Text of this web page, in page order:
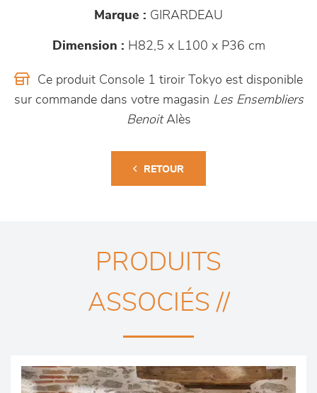
Marque : GIRARDEAU
Dimension : H82,5 x L100 x P36 cm
Ce produit Console 1 tiroir Tokyo est disponible
sur commande dans votre magasin Les Ensembliers
BenoitAlès
RETOUR
PRODUITS
ASSOCIÉS //